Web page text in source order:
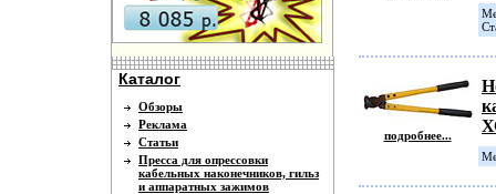
Каталог
Обзоры
Реклама
Статьи
Пресса для опрессовки
кабельных наконечников, гильз
и аппаратных зажимов
подробнее...